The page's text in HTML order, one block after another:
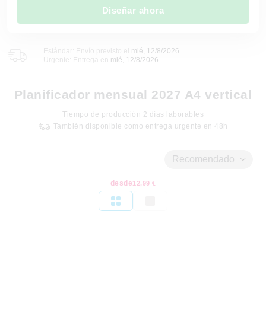
Diseñar ahora
mié, 12/8/2026
Urgente: Entrega en
mié, 12/8/2026
Planificador mensual 2027 A4 vertical
Tiempo de producción 2 días laborables
También disponible como entrega urgente en 48h
Recomendado
desde12,99 €